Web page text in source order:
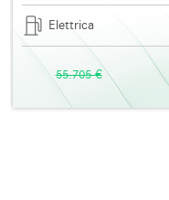
Elettrica
55.705 €